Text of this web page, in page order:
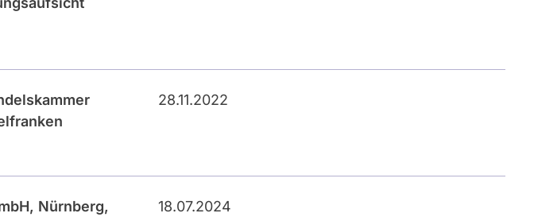
28.11.2022
Nürnberg, 18.07.2024